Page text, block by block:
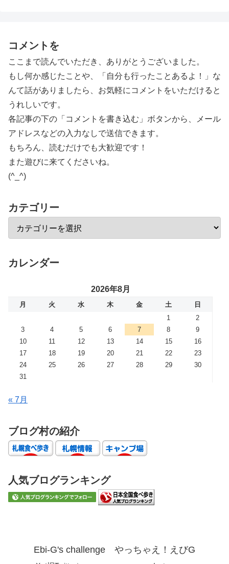
コメントを
ここまで読んでいただき、ありがとうございました。
もし何か感じたことや、「自分も行ったことあるよ！」な
んて話がありましたら、お気軽にコメントをいただけると
うれしいです。
各記事の下の「コメントを書き込む」ボタンから、メール
アドレスなどの入力なしで送信できます。
もちろん、読むだけでも大歓迎です！
また遊びに来てくださいね。
(^_^)
カテゴリー
カレンダー
2026年8月
月 火 水 木 金 土
日
1
2
3
4 5 6 7 8
9
10
11 12 13 14 15
16
17
18 19 20 21 22
23
24
25 26 27 28 29
30
31
« 7月
ブログ村の紹介
人気ブログランキング
Ebi-G's challenge やっちゃえ！えびG